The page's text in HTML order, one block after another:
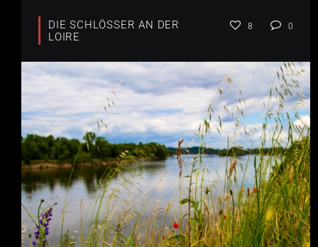
DIE SCHLÖSSER AN DER
LOIRE
8 0